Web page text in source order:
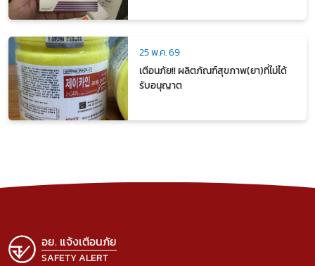
25 พ.ค. 69
เตือนภัย!! ผลิตภัณฑ์สุขภาพ(ยา)ที่ไม่ได้
รับอนุญาต
อย. แจ้งเตือนภัย
SAFETY ALERT